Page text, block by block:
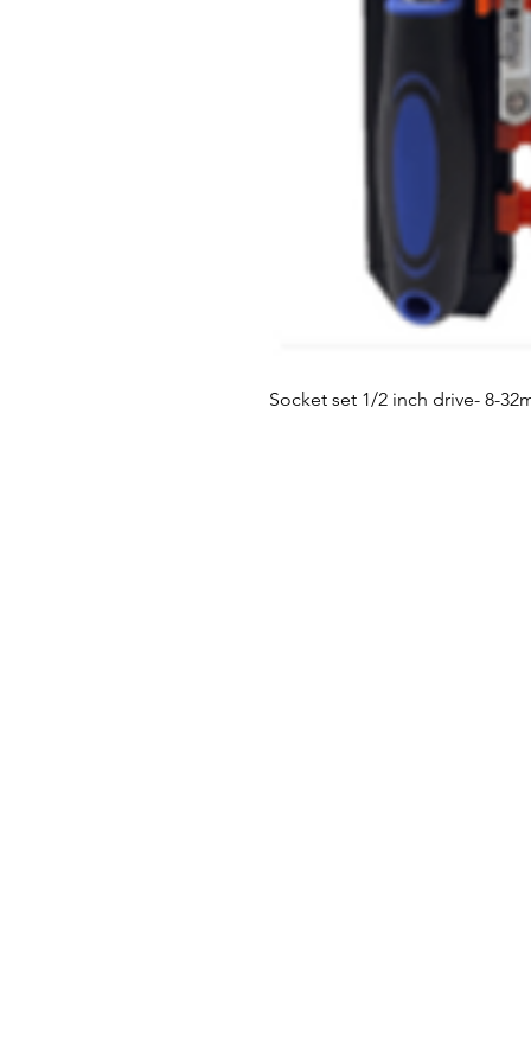
Socket set 1/2 inch drive- 8-